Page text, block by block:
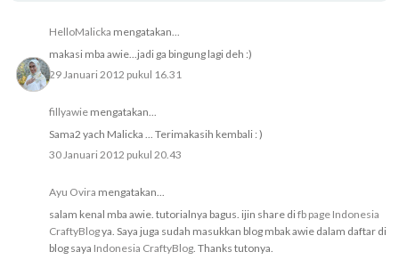
HelloMalicka mengatakan...
makasi mba awie...jadi ga bingung lagi deh :)
29 Januari 2012 pukul 16.31
fillyawie mengatakan...
Sama2 yach Malicka ... Terimakasih kembali : )
30 Januari 2012 pukul 20.43
Ayu Ovira mengatakan...
salam kenal mba awie. tutorialnya bagus. ijin share difb page Indonesia
CraftyBlogya. Saya juga sudah masukkan blog mbak awie dalam daftar di
blog saya Indonesia CraftyBlog . Thanks tutonya.